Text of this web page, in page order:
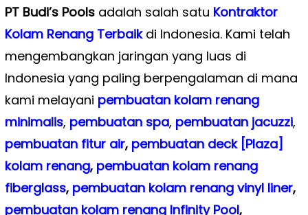
PT Budi’s Poolsadalah salah satu Kontraktor
Kolam Renang Terbaik di Indonesia. Kami telah
mengembangkan jaringan yang luas di
Indonesia yang paling berpengalaman di mana
kami melayani pembuatan kolam renang
minimalis, pembuatan spa, pembuatan jacuzzi,
pembuatan fitur air, pembuatan deck [Plaza]
kolam renang, pembuatan kolam renang
fiberglass, pembuatan kolam renang vinyl liner,
pembuatan kolam renang Infinity Pool,